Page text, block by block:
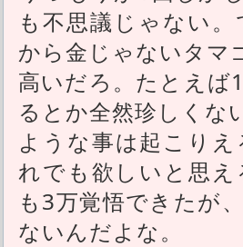
も不思議じゃない
から金じゃないタマ
高いだろ。たとえば
るとか全然珍しくな
ような事は起こり
れでも欲しいと思
も3万覚悟できたが
ないんだよな。